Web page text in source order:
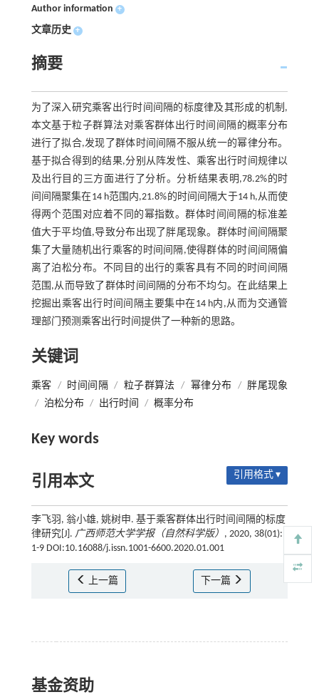
Author information +
文章历史 +
摘要
为了深入研究乘客出行时间间隔的标度律及其形成的机制,
本文基于粒子群算法对乘客群体出行时间间隔的概率分布
进行了拟合,发现了群体时间间隔不服从统一的幂律分布。
基于拟合得到的结果,分别从阵发性、乘客出行时间规律以
及出行目的三方面进行了分析。分析结果表明,78.2%的时
间间隔聚集在14 h范围内,21.8%的时间间隔大于14 h,从而使
得两个范围对应着不同的幂指数。群体时间间隔的标准差
值大于平均值,导致分布出现了胖尾现象。群体时间间隔聚
集了大量随机出行乘客的时间间隔,使得群体的时间间隔偏
离了泊松分布。不同目的出行的乘客具有不同的时间间隔
范围,从而导致了群体时间间隔的分布不均匀。在此结果上
挖掘出乘客出行时间间隔主要集中在14 h内,从而为交通管
理部门预测乘客出行时间提供了一种新的思路。
关键词
乘客 / 时间间隔 / 粒子群算法 / 幂律分布 /
胖尾现象
/
泊松分布 / 出行时间 / 概率分布
Key words
引用本文 引用格式 ▾
李飞羽, 翁小雄, 姚树申. 基于乘客群体出行时间间隔的标度
律研究[J]. 广西师范大学学报（自然科学版） , 2020, 38(01):
1-9 DOI:10.16088/j.issn.1001-6600.2020.01.001
上一篇 下一篇
基金资助